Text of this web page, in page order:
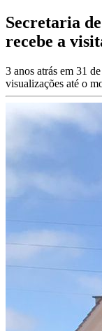
Secretaria
recebe a
3 anos atrás em 31
visualizações até o